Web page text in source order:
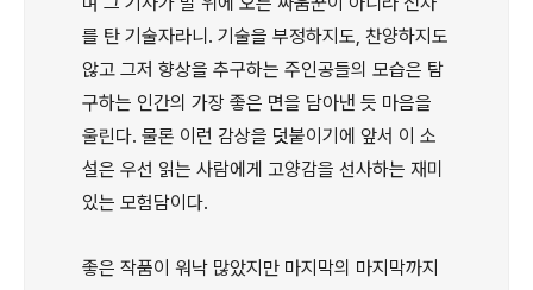
를 탄 기술자라니. 기술을 부정하지도, 찬양하지도
않고 그저 향상을 추구하는 주인공들의 모습은 탐
구하는 인간의 가장 좋은 면을 담아낸 듯 마음을
울린다. 물론 이런 감상을 덧붙이기에 앞서 이 소
설은 우선 읽는 사람에게 고양감을 선사하는 재미
있는 모험담이다.
좋은 작품이 워낙 많았지만 마지막의 마지막까지